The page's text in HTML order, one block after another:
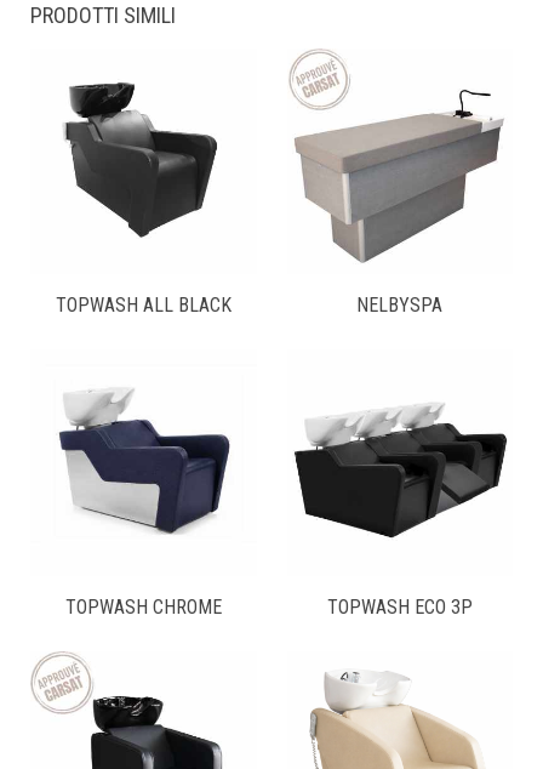
PRODOTTI SIMILI
TOPWASH ALL BLACK NELBYSPA
TOPWASH CHROME TOPWASH ECO 3P